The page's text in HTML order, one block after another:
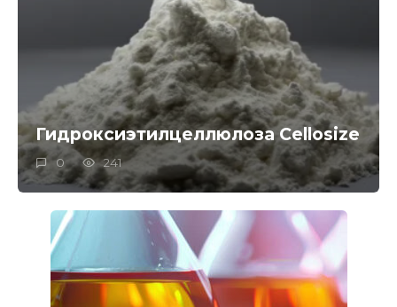
Гидроксиэтилцеллюлоза Cellosize
0 241